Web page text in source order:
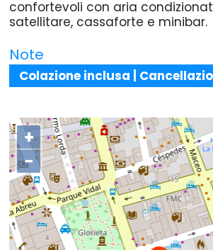
confortevoli con aria
satellitare, cassaforte e minibar.
Note
Colazione inclusa |
+
−